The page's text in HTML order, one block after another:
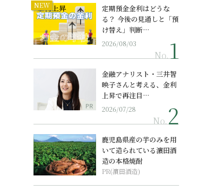
NEW
定期預金金利はどうな
る？ 今後の見通しと「預
け替え」判断…
2026/08/03
No.
PR
金融アナリスト・三井智
映子さんと考える、金利
上昇で再注目…
2026/07/28
No.
鹿児島県産の芋のみを用
いて造られている濵田酒
造の本格焼酎
PR(濵田酒造)